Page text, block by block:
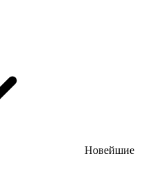
Новейшие